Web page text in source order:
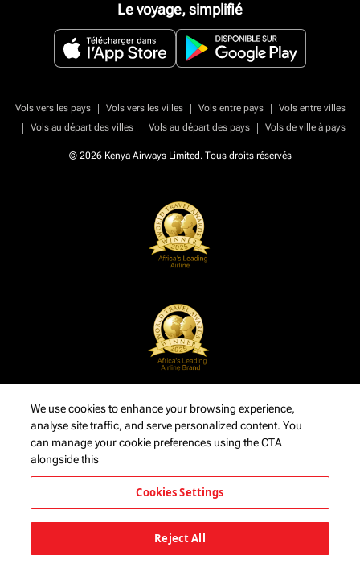
Le voyage, simplifié
Vols vers les pays | Vols vers les villes | Vols entre pays |
Vols entre villes
|
Vols au départ des villes | Vols au départ des pays | Vols de ville à pays
© 2026 Kenya Airways Limited. Tous droits réservés
We use cookies to enhance your browsing experience,
analyse site traffic, and serve personalized content. You
can manage your cookie preferences using the CTA
alongside this
Cookies Settings
Reject All